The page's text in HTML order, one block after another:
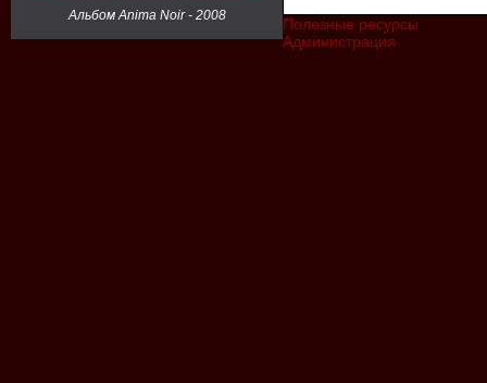
Альбом Anima Noir - 2008
Полезные ресурсы
Администрация